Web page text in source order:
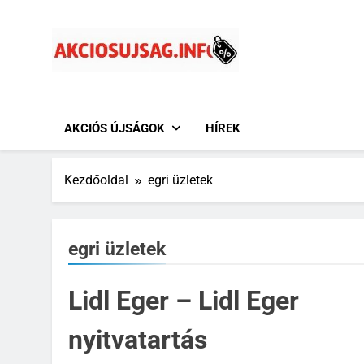
tartalomra
Akciósújság.info
AKCIÓS ÚJSÁGOK HÍREK
Kezdőoldal egri üzletek
egri üzletek
Lidl Eger – Lidl Eger
nyitvatartás